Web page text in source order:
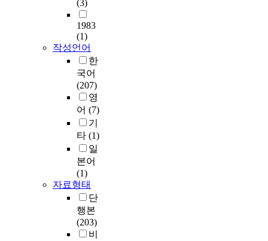
(3)
1983
(1)
작성언어
한
국어
(207)
영
어 (7)
기
타 (1)
일
본어
(1)
자료형태
단
행본
(203)
비